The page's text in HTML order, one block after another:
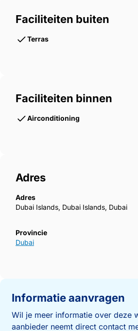
Faciliteiten buiten
Terras
Faciliteiten binnen
Airconditioning
Adres
Adres
Dubai Islands, Dubai Islands, Dubai
Provincie
Dubai
Informatie aanvragen
Wil je meer informatie over deze
aanbieder neemt direct contact